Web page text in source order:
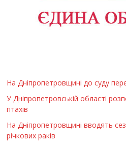
На Дніпропетровщині до суду
У Дніпропетровській області
птахів
На Дніпропетровщині вводять
річкових раків